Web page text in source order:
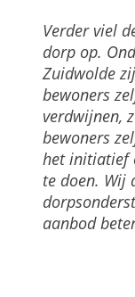
Verder viel
dorp op.
Zuidwolde
bewoners
verdwijnen,
bewoners
het initiatief
te doen. Wij
aanbod